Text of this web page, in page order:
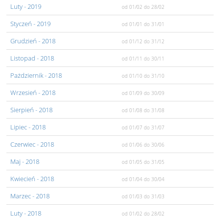
Luty- 2019 od 01/02 do 28/02
Styczeń - 2019 od 01/01 do 31/01
Grudzień - 2018 od 01/12 do 31/12
Listopad - 2018 od 01/11 do 30/11
Pażdziernik- 2018 od 01/10 do 31/10
Wrzesień - 2018 od 01/09 do 30/09
Sierpień - 2018 od 01/08 do 31/08
Lipiec- 2018 od 01/07 do 31/07
Czerwiec- 2018 od 01/06 do 30/06
Maj - 2018 od 01/05 do 31/05
Kwiecień - 2018 od 01/04 do 30/04
Marzec- 2018 od 01/03 do 31/03
Luty- 2018 od 01/02 do 28/02